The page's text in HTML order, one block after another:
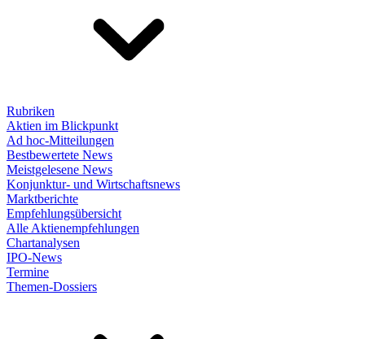
Rubriken
Aktien im Blickpunkt
Ad hoc-Mitteilungen
Bestbewertete News
Meistgelesene News
Konjunktur- und Wirtschaftsnews
Marktberichte
Empfehlungsübersicht
Alle Aktienempfehlungen
Chartanalysen
IPO-News
Termine
Themen-Dossiers